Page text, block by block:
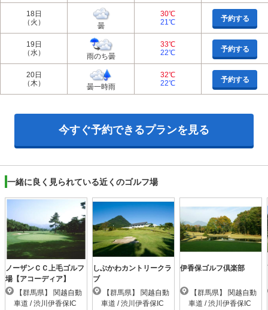
18日
（火）
曇
30℃
21℃
予約する
19日
（水）
雨のち曇
33℃
22℃
予約する
20日
（木）
曇一時雨
32℃
22℃
予約する
今すぐ予約できるプランを見る
一緒に良く見られている近くのゴルフ場
ノーザンＣＣ上毛ゴルフ
場【アコーディア】
車道 / 渋川伊香保IC
しぶかわカントリークラ
ブ
車道 / 渋川伊香保IC
伊香保ゴルフ倶楽部
車道 / 渋川伊香保IC